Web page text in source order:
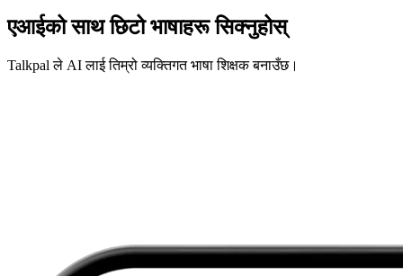
एआईको साथ छिटो भाषाहरू सिक्नुहोस्
Talkpal ले AI लाई तिम्रो व्यक्तिगत भाषा शिक्षक बनाउँछ।